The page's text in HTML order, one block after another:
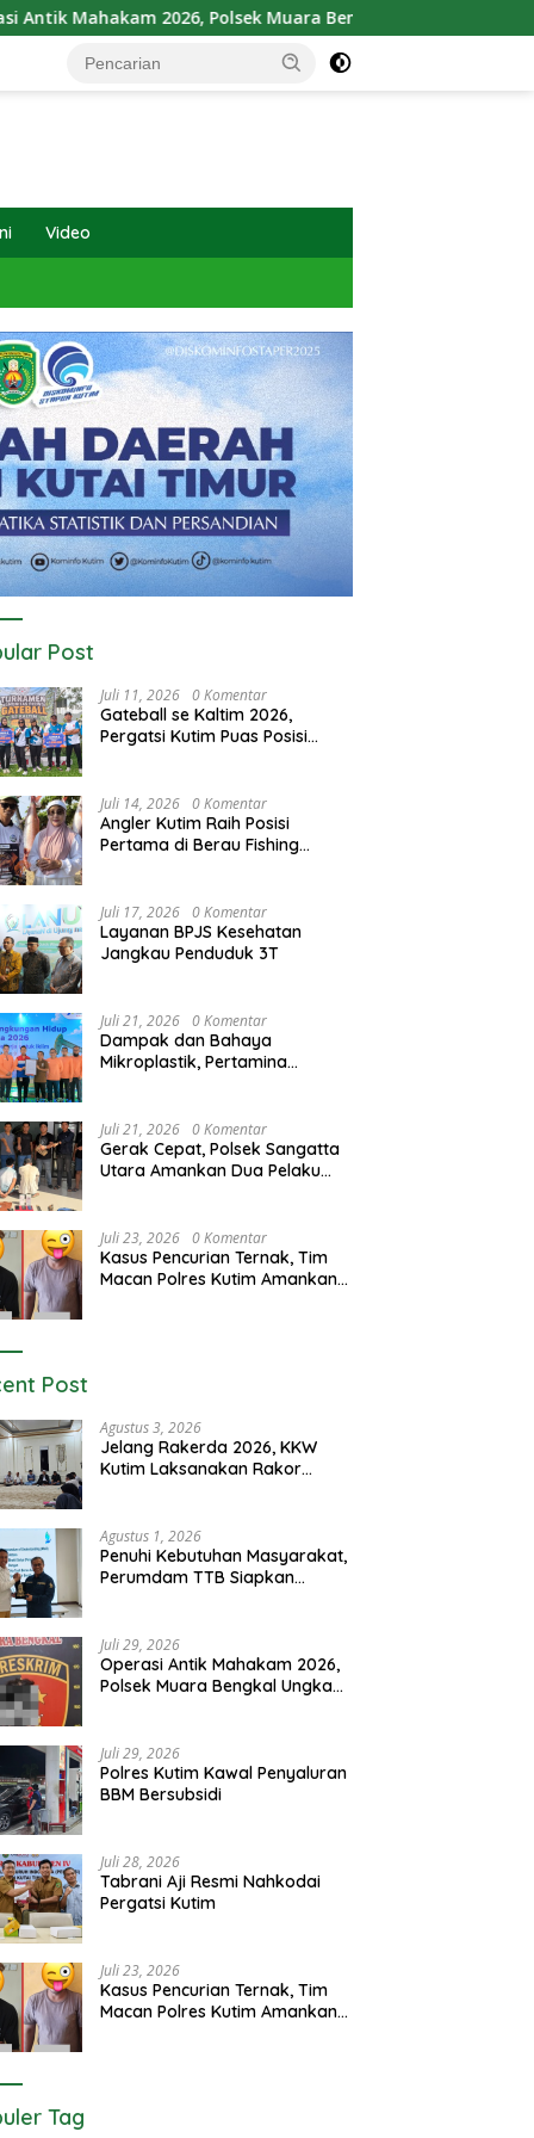
Polsek Muara Bengkal Ungkap Penyalagunaan Narkotika
Video
Post
Juli 11, 2026 0 Komentar
Gateball se Kaltim 2026,
Pergatsi Kutim Puas Posisi
Juli 14, 2026 0 Komentar
Angler Kutim Raih Posisi
Pertama di Berau Fishing
Juli 17, 2026 0 Komentar
Layanan BPJS Kesehatan
Jangkau Penduduk 3T
Juli 21, 2026 0 Komentar
Dampak dan Bahaya
Mikroplastik, Pertamina
Juli 21, 2026 0 Komentar
Gerak Cepat, Polsek Sangatta
Utara Amankan Dua Pelaku
Juli 23, 2026 0 Komentar
Kasus Pencurian Ternak, Tim
Macan Polres Kutim Amankan 2
Post
Agustus 3, 2026
Jelang Rakerda 2026, KKW
Kutim Laksanakan Rakor
Agustus 1, 2026
Penuhi Kebutuhan Masyarakat,
Perumdam TTB Siapkan
Juli 29, 2026
Operasi Antik Mahakam 2026,
Polsek Muara Bengkal Ungkap
Juli 29, 2026
Polres Kutim Kawal Penyaluran
BBM Bersubsidi
Juli 28, 2026
Tabrani Aji Resmi Nahkodai
Pergatsi Kutim
Juli 23, 2026
Kasus Pencurian Ternak, Tim
Macan Polres Kutim Amankan 2
Tag